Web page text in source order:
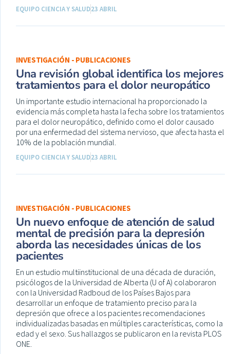
EQUIPO CIENCIA Y SALUD23 ABRIL
INVESTIGACIÓN - PUBLICACIONES
Una revisión global identifica los mejores
tratamientos para el dolor neuropático
Un importante estudio internacional ha proporcionado la
evidencia más completa hasta la fecha sobre los tratamientos
para el dolor neuropático, definido como el dolor causado
por una enfermedad del sistema nervioso, que afecta hasta el
10% de la población mundial.
EQUIPO CIENCIA Y SALUD23 ABRIL
INVESTIGACIÓN - PUBLICACIONES
Un nuevo enfoque de atención de salud
mental de precisión para la depresión
aborda las necesidades únicas de los
pacientes
En un estudio multiinstitucional de una década de duración,
psicólogos de la Universidad de Alberta (U of A) colaboraron
con la Universidad Radboud de los Países Bajos para
desarrollar un enfoque de tratamiento preciso para la
depresión que ofrece a los pacientes recomendaciones
individualizadas basadas en múltiples características, como la
edad y el sexo. Sus hallazgos se publicaron en la revista PLOS
ONE.